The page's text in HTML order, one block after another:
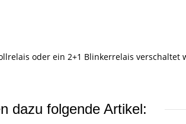
oder ein 2+1 Blinkerrelais verschaltet
dazu folgende Artikel: